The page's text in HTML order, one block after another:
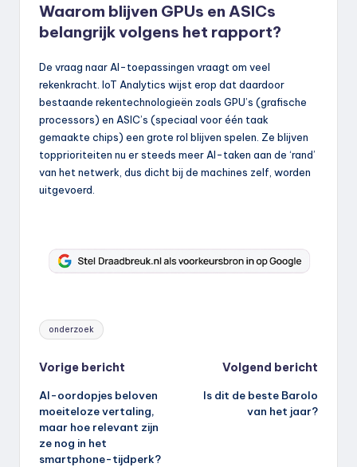
Waarom blijven GPUs en ASICs
belangrijk volgens het rapport?
De vraag naar AI-toepassingen vraagt om veel
rekenkracht. IoT Analytics wijst erop dat daardoor
bestaande rekentechnologieën zoals GPU’s (grafische
processors) en ASIC’s (speciaal voor één taak
gemaakte chips) een grote rol blijven spelen. Ze blijven
topprioriteiten nu er steeds meer AI-taken aan de ‘rand’
van het netwerk, dus dicht bij de machines zelf, worden
uitgevoerd.
Tags:
onderzoek
Bericht
navigatie
Vorige bericht
AI-oordopjes beloven
moeiteloze vertaling,
maar hoe relevant zijn
ze nog in het
smartphone-tijdperk?
Volgend bericht
Is dit de beste Barolo
van het jaar?